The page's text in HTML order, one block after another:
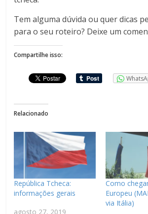
Tem alguma dúvida ou quer dicas
para o seu roteiro? Deixe um
Compartilhe isso:
Relacionado
República Tcheca:
informações gerais
agosto 27, 2019
Como
Europeu
via Itália)